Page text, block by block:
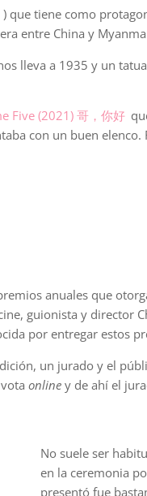
que tiene como
entre China y
lleva a 1935 y un
Five (2021) 哥，你好
con un buen
anuales que
guionista y director
por entregar estos
un jurado y el
online y de ahí el
No suele ser
en la ceremonia
presentó fue